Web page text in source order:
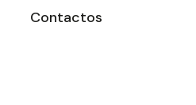
Contactos